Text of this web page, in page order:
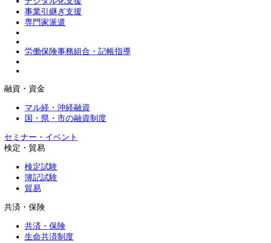
事業引継ぎ支援
専門家派遣
労働保険事務組合・記帳指導
融資・資金
マル経・沖経融資
国・県・市の融資制度
セミナー・イベント
検定・貿易
検定試験
簿記試験
貿易
共済・保険
共済・保険
生命共済制度